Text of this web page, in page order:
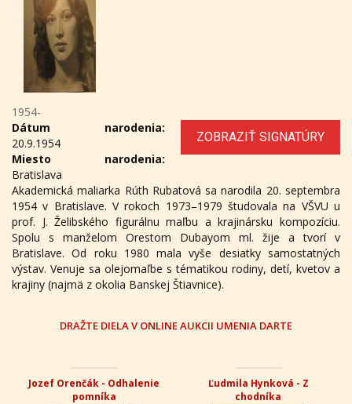
1954-
ZOBRAZIŤ SIGNATÚRY
Dátum narodenia:
20.9.1954
Miesto narodenia:
Bratislava
Akademická maliarka Rúth Rubatová sa narodila 20. septembra
1954 v Bratislave. V rokoch 1973–1979 študovala na VŠVU u
prof. J. Želibského figurálnu maľbu a krajinársku kompozíciu.
Spolu s manželom Orestom Dubayom ml. žije a tvorí v
Bratislave. Od roku 1980 mala vyše desiatky samostatných
výstav. Venuje sa olejomaľbe s tématikou rodiny, detí, kvetov a
krajiny (najmä z okolia Banskej Štiavnice).
DRAŽTE DIELA V ONLINE AUKCII UMENIA DARTE
Jozef Orenčák - Odhalenie
pomníka
Ľudmila Hynková - Z
chodníka